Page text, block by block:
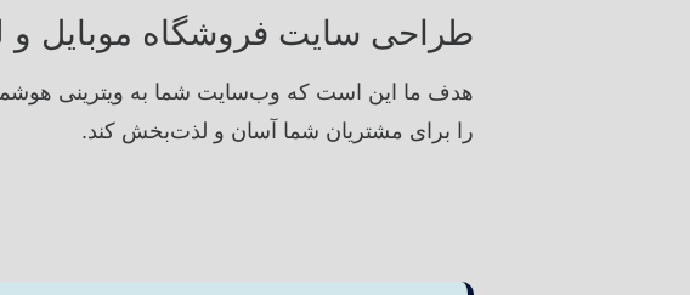
طراحی سایت فروشگاه موبایل و
هدف ما این است که وب‌سایت شما به ویترینی
را برای مشتریان شما آسان و لذت‌بخش کند.